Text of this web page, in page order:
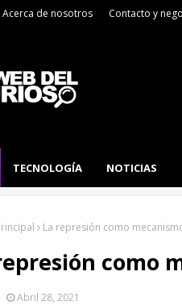
Acerca de nosotros Contacto y
TECNOLOGÍA NOTICIAS
La represión como
como
Abril 28, 2021